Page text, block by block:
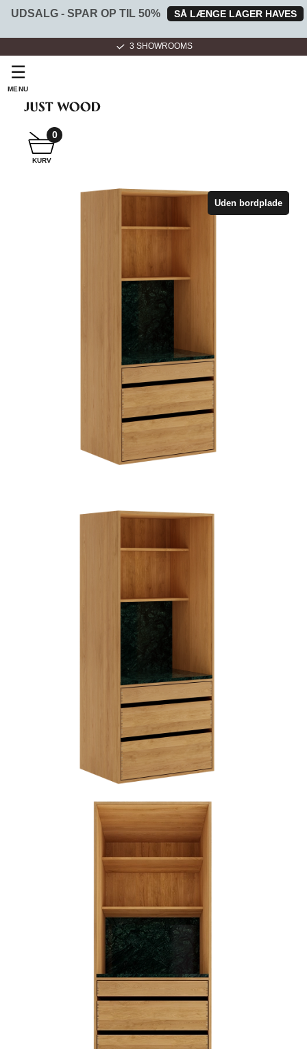
UDSALG - SPAR OP TIL 50% SÅ LÆNGE LAGER HAVES
3 SHOWROOMS
☰
MENU
SNEDKER
BADMØBEL
KURV
0
Uden bordplade